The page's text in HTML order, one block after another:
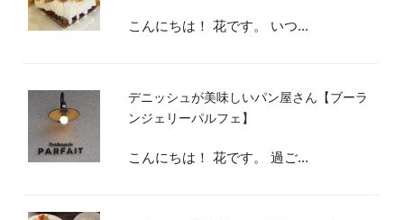
こんにちは！ 花です。 いつ...
デニッシュが美味しいパン屋さん【ブーラ
ンジェリーパルフェ】
こんにちは！ 花です。 過ご...